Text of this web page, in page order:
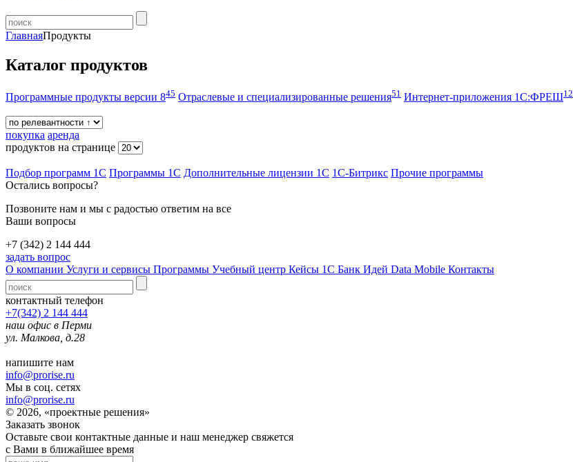
ГлавнаяПродукты
Каталог продуктов
Программные продукты версии 845 Отраслевые и специализированные решения51 Интернет-приложения 1С:ФРЕШ12
покупка аренда
продуктов на странице
Подбор программ 1С Программы 1С Дополнительные лицензии 1С 1С-Битрикс Прочие программы
Остались вопросы?
Позвоните нам и мы с радостью ответим на все
Ваши вопросы
+7 (342) 2 144 444
задать вопрос
О компании Услуги и сервисы Программы Учебный центр Кейсы 1С Банк Идей Data Mobile Контакты
контактный телефон
+7(342) 2 144 444
наш офис в Перми
ул. Малкова, д.28
напишите нам
info@prorise.ru
Мы в соц. сетях
info@prorise.ru
© 2026, «проектные решения»
Заказать звонок
Оставьте свои контактные данные и наш менеджер свяжется
с Вами в ближайшее время